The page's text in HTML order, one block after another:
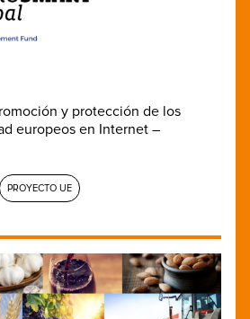
y protección de los
europeos en Internet –
PROYECTO UE